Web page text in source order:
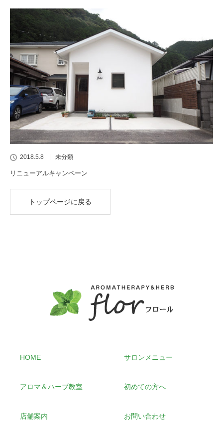
2018.5.8 未分類
リニューアルキャンペーン
トップページに戻る
HOME サロンメニュー
アロマ＆ハーブ教室 初めての方へ
店舗案内 お問い合わせ